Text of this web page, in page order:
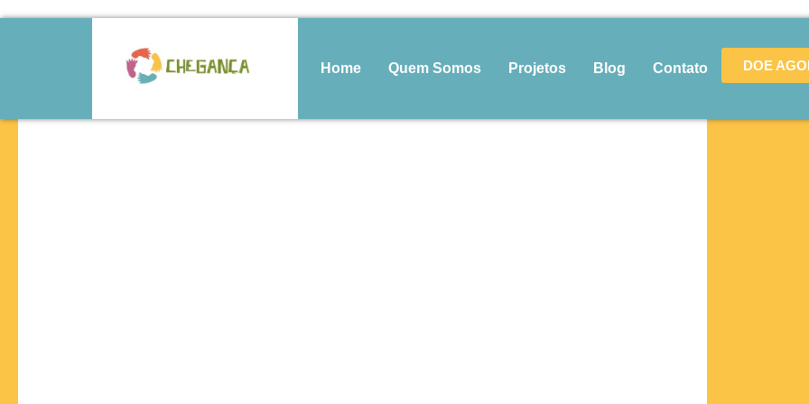
Home Quem Somos Projetos Blog Contato DOE